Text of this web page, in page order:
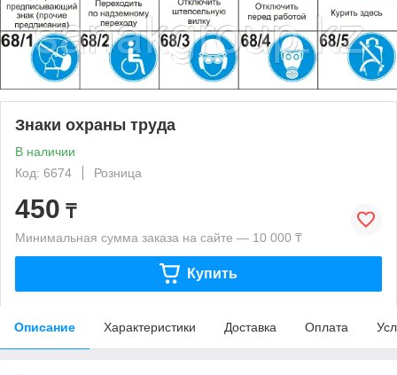
Знаки охраны труда
В наличии
Код: 6674
Розница
450 ₸
Минимальная сумма заказа на сайте — 10 000 ₸
Купить
Описание Характеристики Доставка Оплата